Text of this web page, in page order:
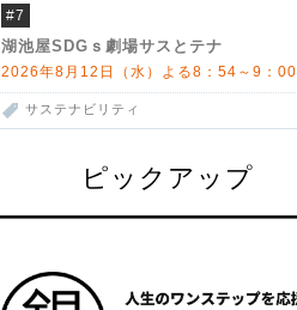
#7
湖池屋SDGｓ劇場サスとテナ
2026年8月12日（水）よる8：54～9：00
サステナビリティ
ピックアップ